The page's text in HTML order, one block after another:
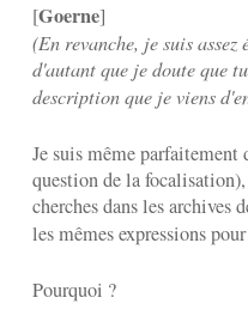
[Goerne]
(En revanche, je suis
d'autant que je doute que
description que je viens
Je suis même parfaitement
question de la
cherches dans les archives
les mêmes expressions
Pourquoi ?